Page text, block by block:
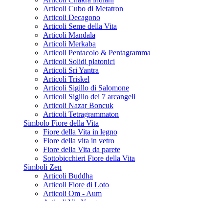
Articoli Cubo di Metatron
Articoli Decagono
Articoli Seme della Vita
Articoli Mandala
Articoli Merkaba
Articoli Pentacolo & Pentagramma
Articoli Solidi platonici
Articoli Sri Yantra
Articoli Triskel
Articoli Sigillo di Salomone
Articoli Sigillo dei 7 arcangeli
Articoli Nazar Boncuk
Articoli Tetragrammaton
Simbolo Fiore della Vita
Fiore della Vita in legno
Fiore della vita in vetro
Fiore della Vita da parete
Sottobicchieri Fiore della Vita
Simboli Zen
Articoli Buddha
Articoli Fiore di Loto
Articoli Om - Aum